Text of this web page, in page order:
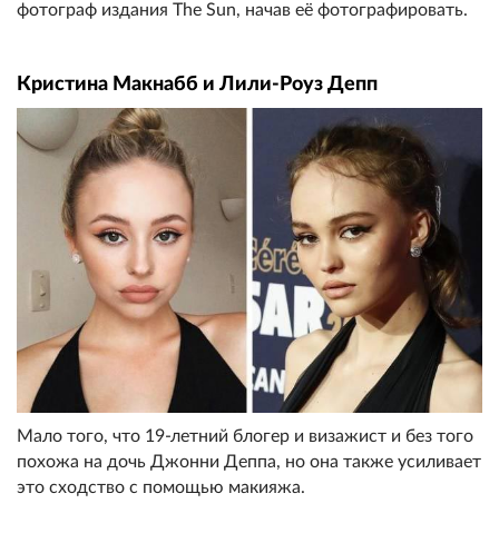
фотограф издания The Sun, начав её фотографировать.
Кристина Макнабб и Лили-Роуз Депп
Мало того, что 19-летний блогер и визажист и без того
похожа на дочь Джонни Деппа, но она также усиливает
это сходство с помощью макияжа.